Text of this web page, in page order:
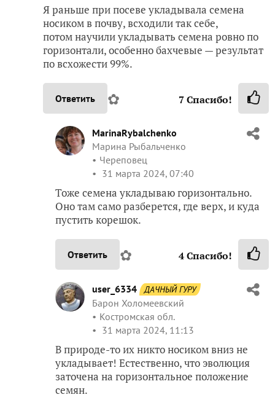
Я раньше при посеве укладывала семена
носиком в почву, всходили так себе,
потом научили укладывать семена ровно по
горизонтали, особенно бахчевые — результат
по всхожести 99%.
Ответить ✿ 7Спасибо!
MarinaRybalchenko
Марина Рыбальченко
Череповец
31 марта 2024, 07:40
Тоже семена укладываю горизонтально.
Оно там само разберется, где верх, и куда
пустить корешок.
Ответить ✿ 4Спасибо!
user_6334 ДАЧНЫЙ ГУРУ
Барон Холомеевский
Костромская обл.
31 марта 2024, 11:13
В природе-то их никто носиком вниз не
укладывает! Естественно, что эволюция
заточена на горизонтальное положение
семян.